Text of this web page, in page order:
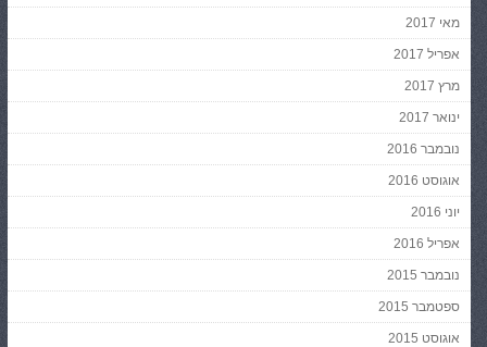
מאי 2017
אפריל 2017
מרץ 2017
ינואר 2017
נובמבר 2016
אוגוסט 2016
יוני 2016
אפריל 2016
נובמבר 2015
ספטמבר 2015
אוגוסט 2015